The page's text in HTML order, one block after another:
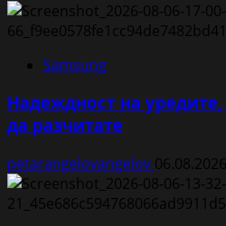
Samsung
Надеждност на
да разчитате
petarangelovangelov 06.08.2026